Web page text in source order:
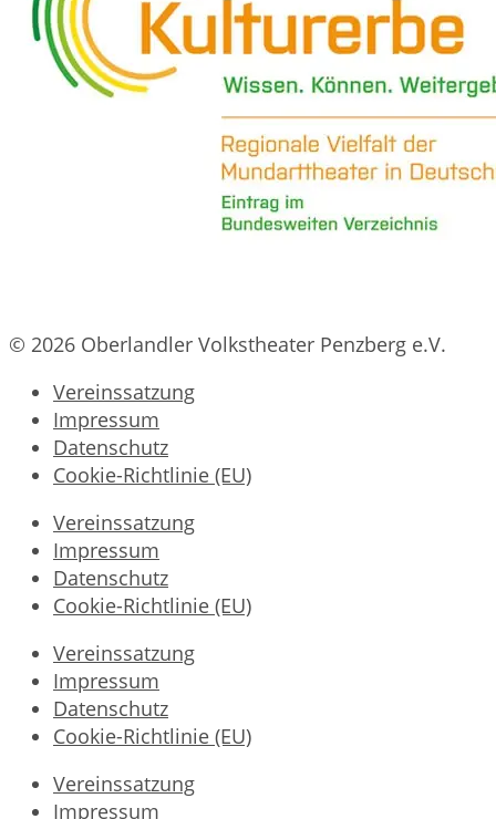
© 2026 Oberlandler Volkstheater Penzberg e.V.
Vereinssatzung
Impressum
Datenschutz
Cookie-Richtlinie (EU)
Vereinssatzung
Impressum
Datenschutz
Cookie-Richtlinie (EU)
Vereinssatzung
Impressum
Datenschutz
Cookie-Richtlinie (EU)
Vereinssatzung
Impressum